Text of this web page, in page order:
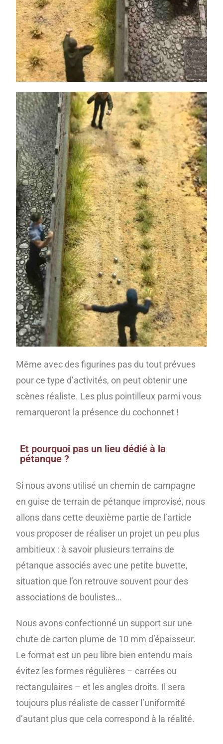
Même avec des figurines pas du tout prévues
pour ce type d’activités, on peut obtenir une
scènes réaliste. Les plus pointilleux parmi vous
remarqueront la présence du cochonnet !
Et pourquoi pas un lieu dédié à la
pétanque ?
Si nous avons utilisé un chemin de campagne
en guise de terrain de pétanque improvisé, nous
allons dans cette deuxième partie de l’article
vous proposer de réaliser un projet un peu plus
ambitieux : à savoir plusieurs terrains de
pétanque associés avec une petite buvette,
situation que l’on retrouve souvent pour des
associations de boulistes…
Nous avons confectionné un support sur une
chute de carton plume de 10 mm d’épaisseur.
Le format est un peu libre bien entendu mais
évitez les formes régulières – carrées ou
rectangulaires – et les angles droits. Il sera
toujours plus réaliste de casser l’uniformité
d’autant plus que cela correspond à la réalité.